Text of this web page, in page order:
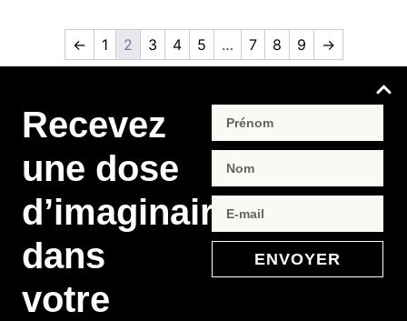
← 1 2 3 4 5 … 7 8 9 →
Recevez
une dose
d’imaginaire
dans
votre
ENVOYER